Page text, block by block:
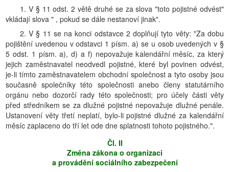
1. V § 11 odst. 2 větě druhé se za slova "toto pojistné odvést"
vkládají slova " , pokud se dále nestanoví jinak".
2. V § 11 se na konci odstavce 2 doplňují tyto věty: "Za dobu
pojištění uvedenou v odstavci 1 písm. a) se u osob uvedených v §
5 odst. 1 písm. a), d) a f) nepovažuje kalendářní měsíc, za který
jejich zaměstnavatel neodvedl pojistné, které byl povinen odvést,
je-li tímto zaměstnavatelem obchodní společnost a tyto osoby jsou
současně společníky této společnosti anebo členy statutárního
orgánu nebo dozorčí rady této společnosti; pro účely části věty
před středníkem se za dlužné pojistné nepovažuje dlužné penále.
Ustanovení věty třetí neplatí, bylo-li pojistné dlužné za kalendářní
měsíc zaplaceno do tří let ode dne splatnosti tohoto pojistného.".
Čl. II
Změna zákona o organizaci
a provádění sociálního zabezpečení